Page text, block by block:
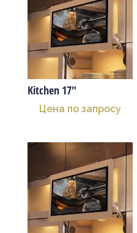
Kitchen 17″
Цена по запросу